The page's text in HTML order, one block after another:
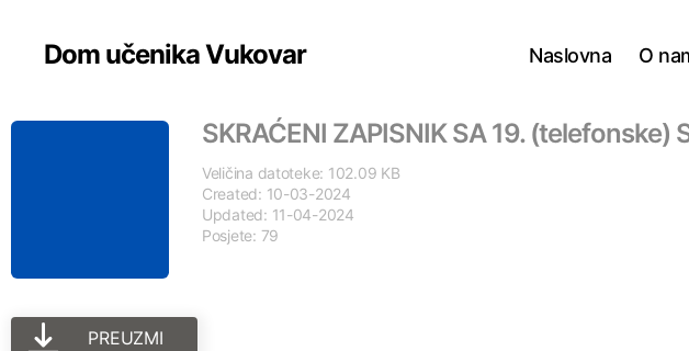
Dom učenika Vukovar Naslovna O
SKRAĆENI ZAPISNIK SA 19.
Veličina datoteke: 102.09 KB
Created: 10-03-2024
Updated: 11-04-2024
Posjete: 79
PREUZMI